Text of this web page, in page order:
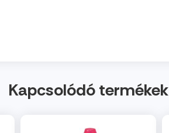
Kapcsolódó termékek